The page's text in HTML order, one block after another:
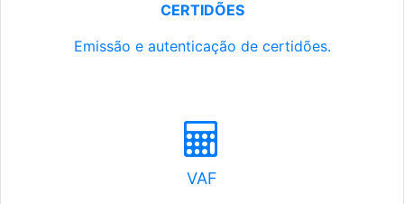
CERTIDÕES
Emissão e autenticação de certidões.
VAF